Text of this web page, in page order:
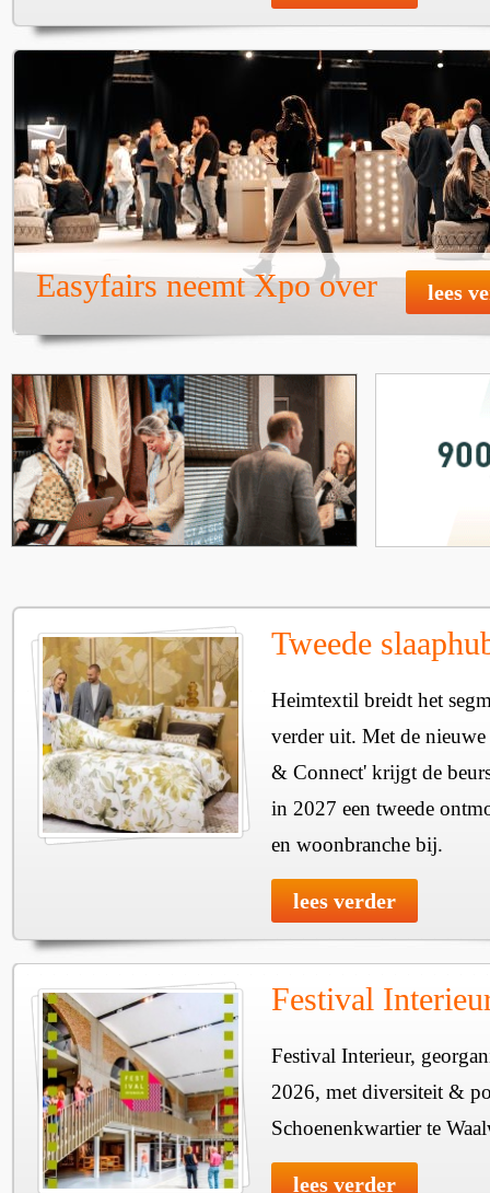
Easyfairs neemt Xpo over lees
Tweede
Heimtextil breidt het
verder uit. Met de
& Connect' krijgt de
in 2027 een tweede
en woonbranche bij.
lees verder
Festival
Festival Interieur,
2026, met diversiteit &
Schoenenkwartier te
lees verder